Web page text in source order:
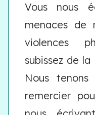
Vous nous
menaces de
violences
subissez de
Nous
remercier